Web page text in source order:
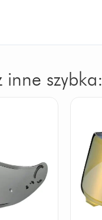
inne szybka: